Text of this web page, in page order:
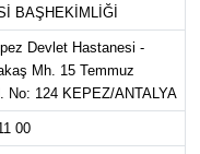
BAŞHEKİMLİĞİ
Devlet Hastanesi -
Mh. 15 Temmuz
No: 124 KEPEZ/ANTALYA
00